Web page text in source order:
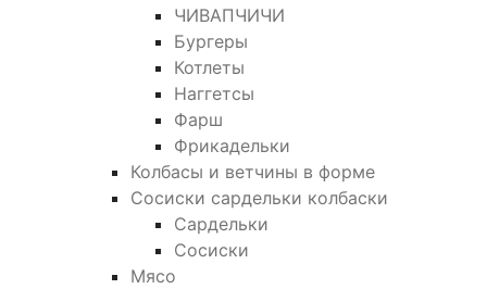
ЧИВАПЧИЧИ
Бургеры
Котлеты
Наггетсы
Фарш
Фрикадельки
Колбасы и ветчины в форме
Сосиски сардельки колбаски
Сардельки
Сосиски
Мясо